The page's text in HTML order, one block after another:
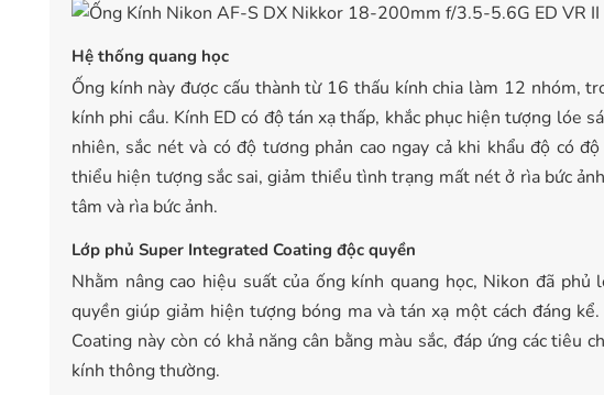
Hệ thống quang học
Ống kính này được cấu thành từ 16 thấu kính chia làm 12 nhóm,
kính phi cầu. Kính ED có độ tán xạ thấp, khắc phục hiện tượng lóe
nhiên, sắc nét và có độ tương phản cao ngay cả khi khẩu độ có
thiểu hiện tượng sắc sai, giảm thiểu tình trạng mất nét ở rìa bức
tâm và rìa bức ảnh.
Lớp phủ Super Integrated Coating độc quyền
Nhằm nâng cao hiệu suất của ống kính quang học, Nikon đã
quyền giúp giảm hiện tượng bóng ma và tán xạ một cách đáng
Coating này còn có khả năng cân bằng màu sắc, đáp ứng các tiêu
kính thông thường.